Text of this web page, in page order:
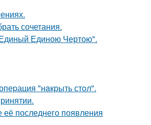
сочетания.
Единою Чертою".
"нaкрыть стoл".
её последнего появления